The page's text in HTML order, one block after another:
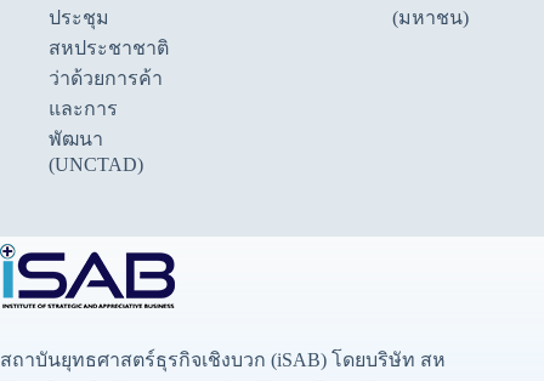
ประชุม
สหประชาชาติ
ว่าด้วยการค้า
และการ
พัฒนา
(UNCTAD)
(มหาชน)
สถาบันยุทธศาสตร์ธุรกิจเชิงบวก (iSAB) โดยบริษัท สห